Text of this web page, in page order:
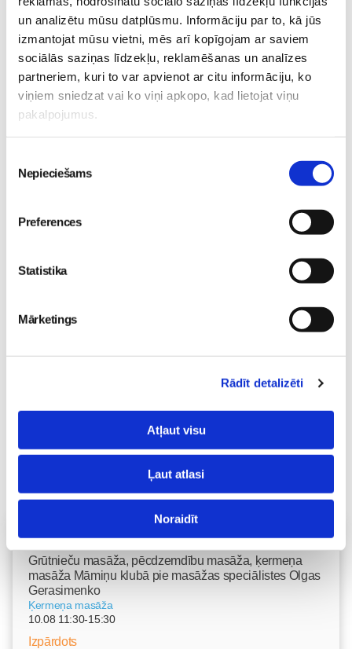
un analizētu mūsu datplūsmu. Informāciju par to, kā jūs
izmantojat mūsu vietni, mēs arī kopīgojam ar saviem
sociālās saziņas līdzekļu, reklamēšanas un analīzes
partneriem, kuri to var apvienot ar citu informāciju, ko
viņiem sniedzat vai ko viņi apkopo, kad lietojat viņu
pakalpojumus.
izvēle
Nepieciešams
Preferences
Statistika
Mārketings
Rādīt detalizēti
Atļaut visu
Ļaut atlasi
Noraidīt
Kas notiek Māmiņu Kluba
mazuļu rotaļu grupiņās?
Mazulis
Valītis Vincents"
kinoteātros no 31. Jūlija -
atbalsts mazuļa attīstībai
Mazulis
Grūtnieču masāža, pēcdzemdību masāža, ķermeņa
masāža Māmiņu klubā pie masāžas speciālistes Olgas
Gerasimenko
Ķermeņa masāža
10.08 11:30-15:30
Izpārdots